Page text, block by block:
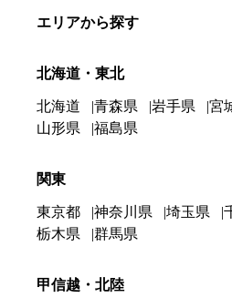
エリアから探す
北海道・東北
北海道 青森県 岩手県 宮
山形県
福島県
関東
東京都 神奈川県 埼玉県
栃木県
群馬県
甲信越・北陸